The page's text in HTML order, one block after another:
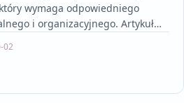
wymaga odpowiedniego
i organizacyjnego. Artykuł
02